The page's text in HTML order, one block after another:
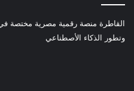
القاطرة منصة رقمية مصرية مختصة
وتطور الذكاء الأصطناعي